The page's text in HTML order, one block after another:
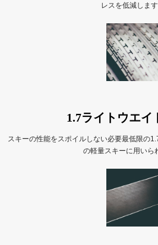
レスを低減します
1.7ライトウエイ
スキーの性能をスポイルしない必要最低限の
の軽量スキーに用いら